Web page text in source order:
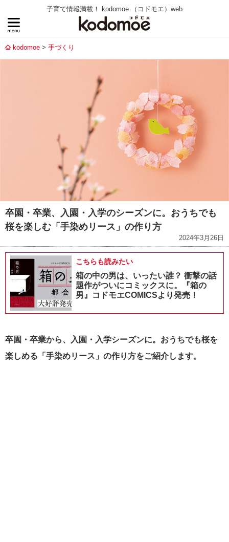
子育て情報満載！ kodomoe （コドモエ）web
kodomoe 手づくり
卒園・卒業、入園・入学のシーズンに。おうちでも
桜を楽しむ「手染めリース」の作り方
2024年3月26日
こちらも読みたい
箱の中の男は、いったい誰？ 衝撃の話
題作がついにコミックスに。『箱の
男』コドモエCOMICSより発売！
卒園・卒業から、入園・入学シーズンに。おうちでも桜を
楽しめる「手染めリース」の作り方をご紹介します。